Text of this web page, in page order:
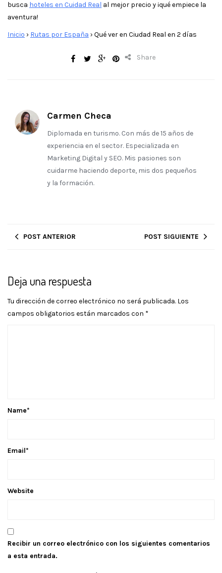
busca hoteles en Cuidad Real al mejor precio y ¡qué empiece la
aventura!
Inicio › Rutas por España ›Qué ver en Ciudad Real en 2 días
Share
Carmen Checa
Diplomada en turismo. Con más de 15 años de
experiencia en el sector. Especializada en
Marketing Digital y SEO. Mis pasiones son
cuidarme haciendo deporte, mis dos pequeños
y la formación.
POST ANTERIOR POST SIGUIENTE
Deja una respuesta
Tu dirección de correo electrónico no será publicada. Los
campos obligatorios están marcados con *
Name*
Email*
Website
Recibir un correo electrónico con los siguientes comentarios
a esta entrada.